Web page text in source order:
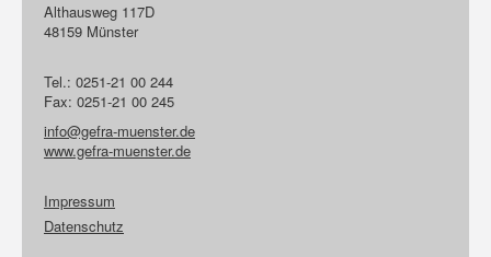
Althausweg 117D
48159 Münster
Tel.: 0251-21 00 244
Fax: 0251-21 00 245
info@gefra-muenster.de
www.gefra-muenster.de
Impressum
Datenschutz